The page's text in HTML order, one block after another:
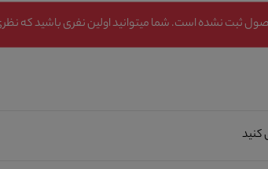
ثبت نشده است. شما میتوانید اولین نفری باشید که
کنید